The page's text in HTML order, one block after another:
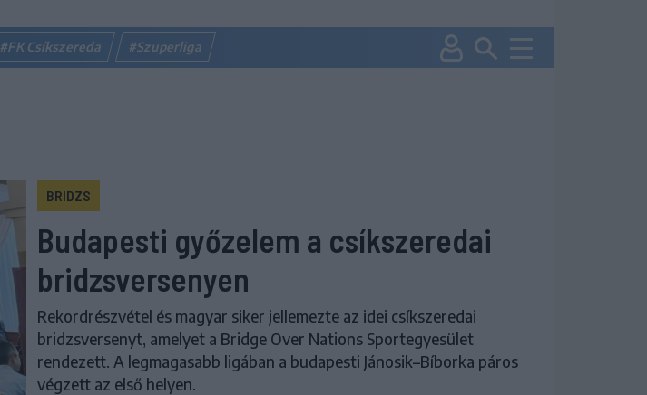
#FK Csíkszereda #Szuperliga
BRIDZS
Budapesti győzelem a csíkszeredai
bridzsversenyen
Rekordrészvétel és magyar siker jellemezte az idei csíkszeredai
bridzsversenyt, amelyet a Bridge Over Nations Sportegyesület
rendezett. A legmagasabb ligában a budapesti Jánosik–Bíborka páros
végzett az első helyen.